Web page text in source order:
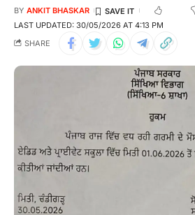
LAST UPDATED: 30/05/2026 AT 4:13 PM
BY ANKIT BHASKAR
SHARE